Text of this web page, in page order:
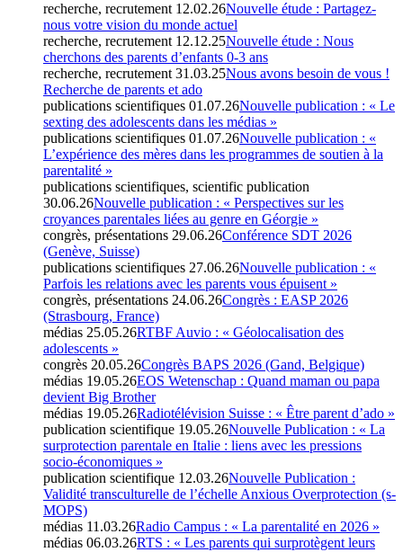
recherche, recrutement 12.02.26Nouvelle étude : Partagez-
nous votre vision du monde actuel
recherche, recrutement 12.12.25Nouvelle étude : Nous
cherchons des parents d’enfants 0-3 ans
recherche, recrutement 31.03.25Nous avons besoin de vous !
Recherche de parents et ado
publications scientifiques 01.07.26Nouvelle publication : « Le
sexting des adolescents dans les médias »
publications scientifiques 01.07.26Nouvelle publication : «
L’expérience des mères dans les programmes de soutien à la
parentalité »
publications scientifiques, scientific publication
30.06.26Nouvelle publication : « Perspectives sur les
croyances parentales liées au genre en Géorgie »
congrès, présentations 29.06.26Conférence SDT 2026
(Genève, Suisse)
publications scientifiques 27.06.26Nouvelle publication : «
Parfois les relations avec les parents vous épuisent »
congrès, présentations 24.06.26Congrès : EASP 2026
(Strasbourg, France)
médias 25.05.26RTBF Auvio : « Géolocalisation des
adolescents »
congrès 20.05.26Congrès BAPS 2026 (Gand, Belgique)
médias 19.05.26EOS Wetenschap : Quand maman ou papa
devient Big Brother
médias 19.05.26Radiotélévision Suisse : « Être parent d’ado »
publication scientifique 19.05.26Nouvelle Publication : « La
surprotection parentale en Italie : liens avec les pressions
socio-économiques »
publication scientifique 12.03.26Nouvelle Publication :
Validité transculturelle de l’échelle Anxious Overprotection (s-
MOPS)
médias 11.03.26Radio Campus : « La parentalité en 2026 »
médias 06.03.26RTS : « Les parents qui surprotègent leurs